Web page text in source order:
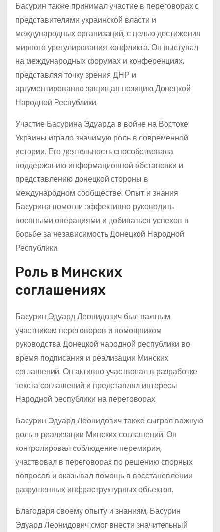
Басурин также принимал участие в переговорах с
представителями украинской власти и
международных организаций, с целью достижения
мирного урегулирования конфликта. Он выступал
на международных форумах и конференциях,
представляя точку зрения ДНР и
аргументированно защищая позицию Донецкой
Народной Республики.
Участие Басурина Эдуарда в войне на Востоке
Украины играло значимую роль в современной
истории. Его деятельность способствовала
поддержанию информационной обстановки и
представлению донецкой стороны в
международном сообществе. Опыт и знания
Басурина помогли эффективно руководить
военными операциями и добиваться успехов в
борьбе за независимость Донецкой Народной
Республики.
Роль в Минских
соглашениях
Басурин Эдуард Леонидович был важным
участником переговоров и помощником
руководства Донецкой народной республики во
время подписания и реализации Минских
соглашений. Он активно участвовал в разработке
текста соглашений и представлял интересы
Народной республики на переговорах.
Басурин Эдуард Леонидович также сыграл важную
роль в реализации Минских соглашений. Он
контролировал соблюдение перемирия,
участвовал в переговорах по решению спорных
вопросов и оказывал помощь в восстановлении
разрушенных инфраструктурных объектов.
Благодаря своему опыту и знаниям, Басурин
Эдуард Леонидович смог внести значительный